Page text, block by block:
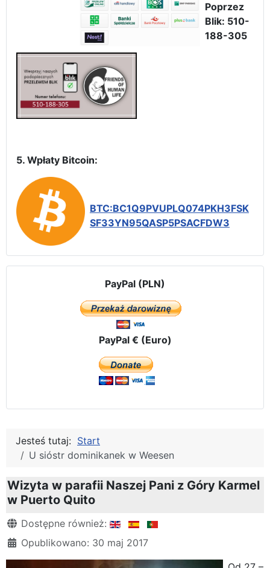
Poprzez
Blik: 510-
188-305
5. Wpłaty Bitcoin:
BTC:BC1Q9PVUPLQ074PKH3FSK
SF33YN95QASP5PSACFDW3
PayPal (PLN)
PayPal € (Euro)
Jesteś tutaj: Start
U sióstr dominikanek w Weesen
Wizyta w parafii Naszej Pani z Góry Karmel
w Puerto Quito
Szczegóły
Dostępne również:
Opublikowano: 30 maj 2017